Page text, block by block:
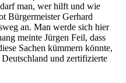
man, wer hilft und wie
Bürgermeister Gerhard
an. Man werde sich hier
meinte Jürgen Feil, dass
Sachen kümmern könnte,
und zertifizierte